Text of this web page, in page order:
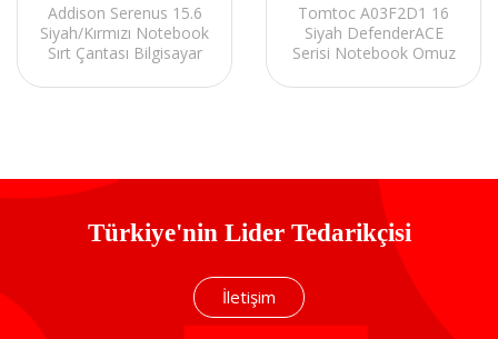
Addison Serenus 15.6
Siyah/Kırmızı Notebook
Sırt Çantası Bilgisayar
Tomtoc A03F2D1 16
Siyah DefenderACE
Serisi Notebook Omuz
Türkiye'nin Lider Tedarikçisi
İletişim